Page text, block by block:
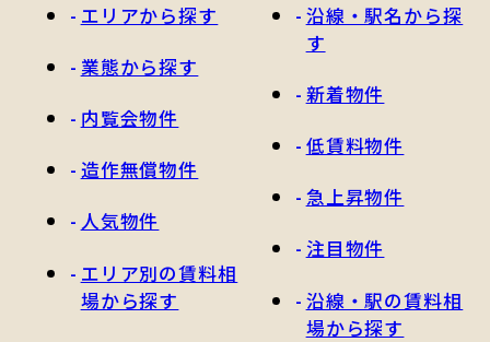
エリアから探す
業態から探す
内覧会物件
造作無償物件
人気物件
エリア別の賃料相
場から探す
沿線・駅名から探
す
新着物件
低賃料物件
急上昇物件
注目物件
沿線・駅の賃料相
場から探す